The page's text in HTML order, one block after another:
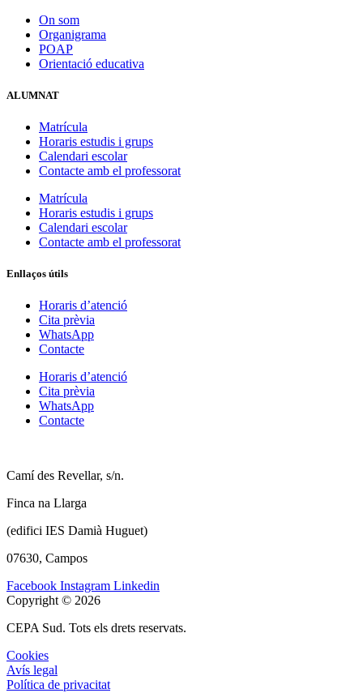
On som
Organigrama
POAP
Orientació educativa
ALUMNAT
Matrícula
Horaris estudis i grups
Calendari escolar
Contacte amb el professorat
Matrícula
Horaris estudis i grups
Calendari escolar
Contacte amb el professorat
Enllaços útils
Horaris d’atenció
Cita prèvia
WhatsApp
Contacte
Horaris d’atenció
Cita prèvia
WhatsApp
Contacte
Camí des Revellar, s/n.
Finca na Llarga
(edifici IES Damià Huguet)
07630, Campos
Facebook Instagram Linkedin
Copyright © 2026
CEPA Sud. Tots els drets reservats.
Cookies
Avís legal
Política de privacitat